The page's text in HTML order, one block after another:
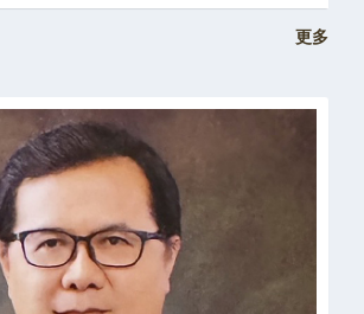
更多